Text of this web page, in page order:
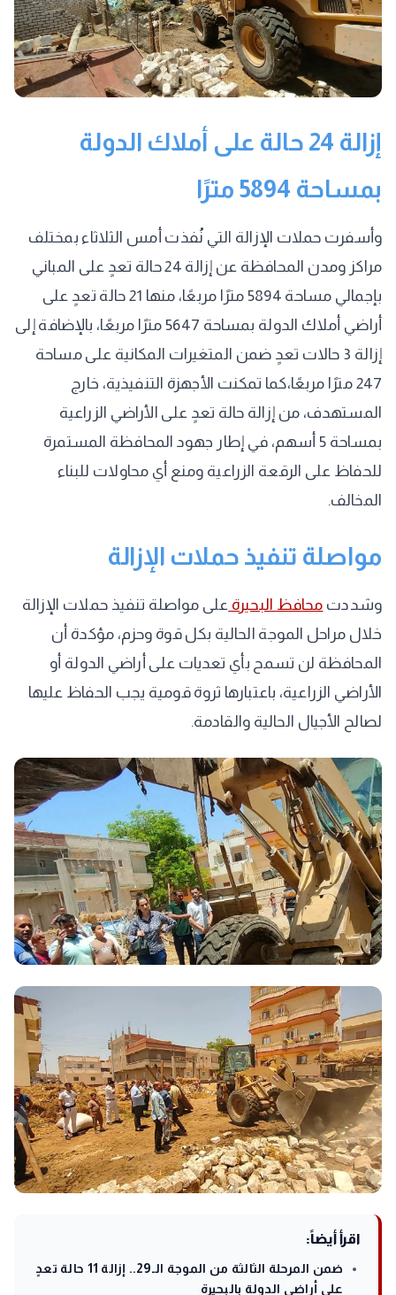
إزالة 24 حالة على أملاك الدولة
بمساحة 5894 مترًا
وأسفرت حملات الإزالة التي نُفذت أمس الثلاثاء بمختلف
مراكز ومدن المحافظة عن إزالة 24 حالة تعدٍ على المباني
بإجمالي مساحة 5894 مترًا مربعًا، منها 21 حالة تعدٍ على
أراضي أملاك الدولة بمساحة 5647 مترًا مربعًا، بالإضافة إلى
إزالة 3 حالات تعدٍ ضمن المتغيرات المكانية على مساحة
247 مترًا مربعًا،كما تمكنت الأجهزة التنفيذية، خارج
المستهدف، من إزالة حالة تعدٍ على الأراضي الزراعية
بمساحة 5 أسهم، في إطار جهود المحافظة المستمرة
للحفاظ على الرقعة الزراعية ومنع أي محاولات للبناء
المخالف.
مواصلة تنفيذ حملات الإزالة
وشددت محافظ البحيرة على مواصلة تنفيذ حملات الإزالة
خلال مراحل الموجة الحالية بكل قوة وحزم، مؤكدة أن
المحافظة لن تسمح بأي تعديات على أراضي الدولة أو
الأراضي الزراعية، باعتبارها ثروة قومية يجب الحفاظ عليها
لصالح الأجيال الحالية والقادمة.
اقرأ أيضاً:
ضمن المرحلة الثالثة من الموجة الـ29.. إزالة 11 حالة تعدٍ
على أراضي الدولة بالبحيرة